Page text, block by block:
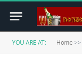
YOU ARE AT: Home >>